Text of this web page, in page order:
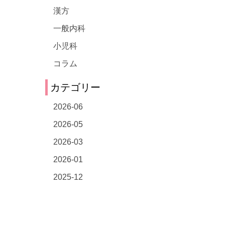
漢方
一般内科
小児科
コラム
カテゴリー
2026-06
2026-05
2026-03
2026-01
2025-12